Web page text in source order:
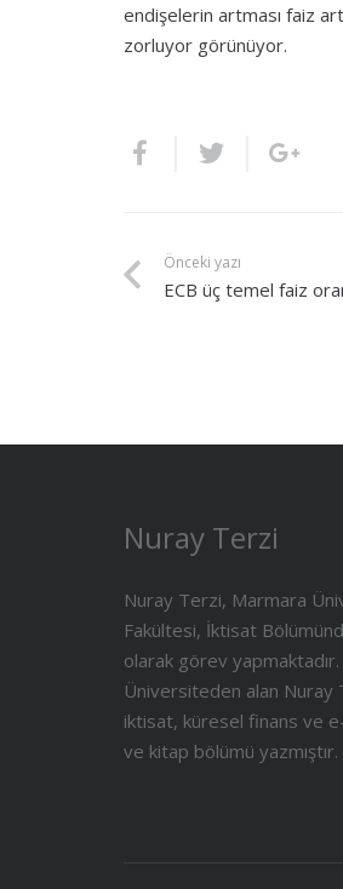
endişelerin artması faiz
zorluyor görünüyor.
Önceki yazı
ECB üç temel faiz
Nuray Terzi
Nuray Terzi, Marmara
Fakültesi, İktisat
olarak görev yapmaktadır.
Üniversiteden alan Nuray
iktisat, küresel finans ve
ve kitap bölümü yazmıştır.